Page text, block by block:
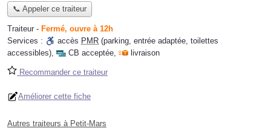
📞 Appeler ce traiteur
Traiteur - Fermé, ouvre à 12h
Services :
accès PMR (parking, entrée adaptée, toilettes
accessibles), CB acceptée, livraison
Recommander ce traiteur
Améliorer cette fiche
Autres traiteurs à Petit-Mars